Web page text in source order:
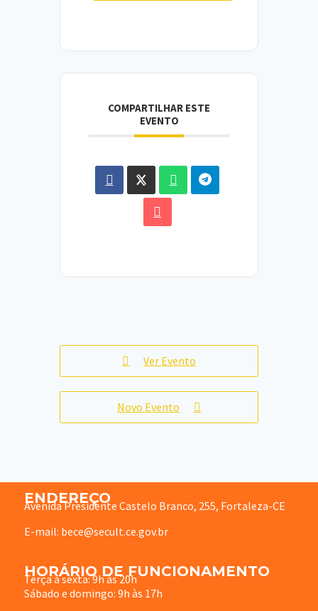
COMPARTILHAR ESTE
EVENTO
Ver Evento
Novo Evento
ENDEREÇO
Avenida Presidente Castelo Branco, 255, Fortaleza-CE
E-mail: bece@secult.ce.gov.br
HORÁRIO DE FUNCIONAMENTO
Terça à sexta: 9h às 20h
Sábado e domingo: 9h às 17h